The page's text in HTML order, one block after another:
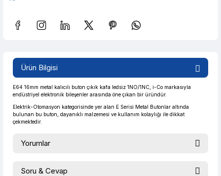
Güvenilir Alışveriş 23,19 TL den başlayan taksitlerle! x 9 %2 İndirim
Ürün Bilgisi
E64 16mm metal kalıcılı buton çıkık kafa ledsiz 1NO/1NC, i-Co markasıyla
endüstriyel elektronik bileşenler arasında öne çıkan bir üründür.
Elektrik-Otomasyon kategorisinde yer alan E Serisi Metal Butonlar altında
bulunan bu buton, dayanıklı malzemesi ve kullanım kolaylığı ile dikkat
çekmektedir.
Yorumlar
Soru & Cevap